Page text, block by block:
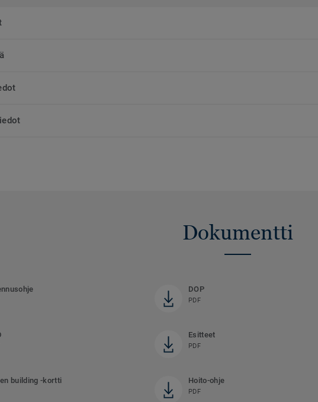
Dokumentti
DOP
PDF
Esitteet
PDF
building -kortti Hoito-ohje
PDF